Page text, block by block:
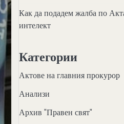
Как да подадем жалба по
интелект
Категории
Актове на главния прокурор
Анализи
Архив "Правен свят"